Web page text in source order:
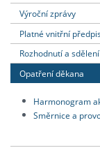
Výroční zprávy
Platné vnitřní
Rozhodnutí a
Opatření děkana
Harmonogram
Směrnice a